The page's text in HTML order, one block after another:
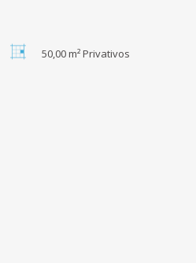
50,00 m² Privativos